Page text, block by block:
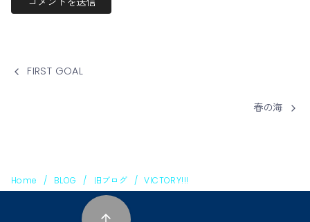
FIRST GOAL
春の海
Home BLOG 旧ブログ VICTORY!!!